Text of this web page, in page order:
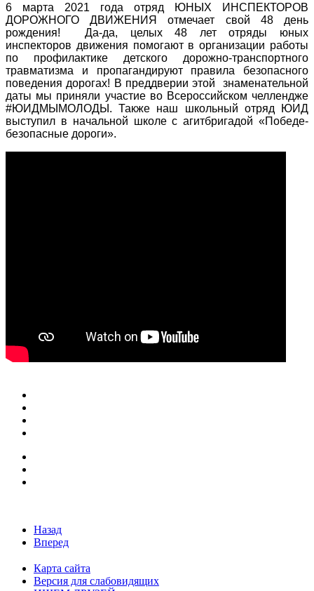
6 марта 2021 года отряд ЮНЫХ ИНСПЕКТОРОВ
ДОРОЖНОГО ДВИЖЕНИЯ отмечает свой 48 день
рождения! Да-да, целых 48 лет отряды юных
инспекторов движения помогают в организации работы
по профилактике детского дорожно-транспортного
травматизма и пропагандируют правила безопасного
поведения дорогах! В преддверии этой знаменательной
даты мы приняли участие во Всероссийском челлендже
#ЮИДМЫМОЛОДЫ. Также наш школьный отряд ЮИД
выступил в начальной школе с агитбригадой «Победе-
безопасные дороги».
Назад
Вперед
Карта сайта
Версия для слабовидящих